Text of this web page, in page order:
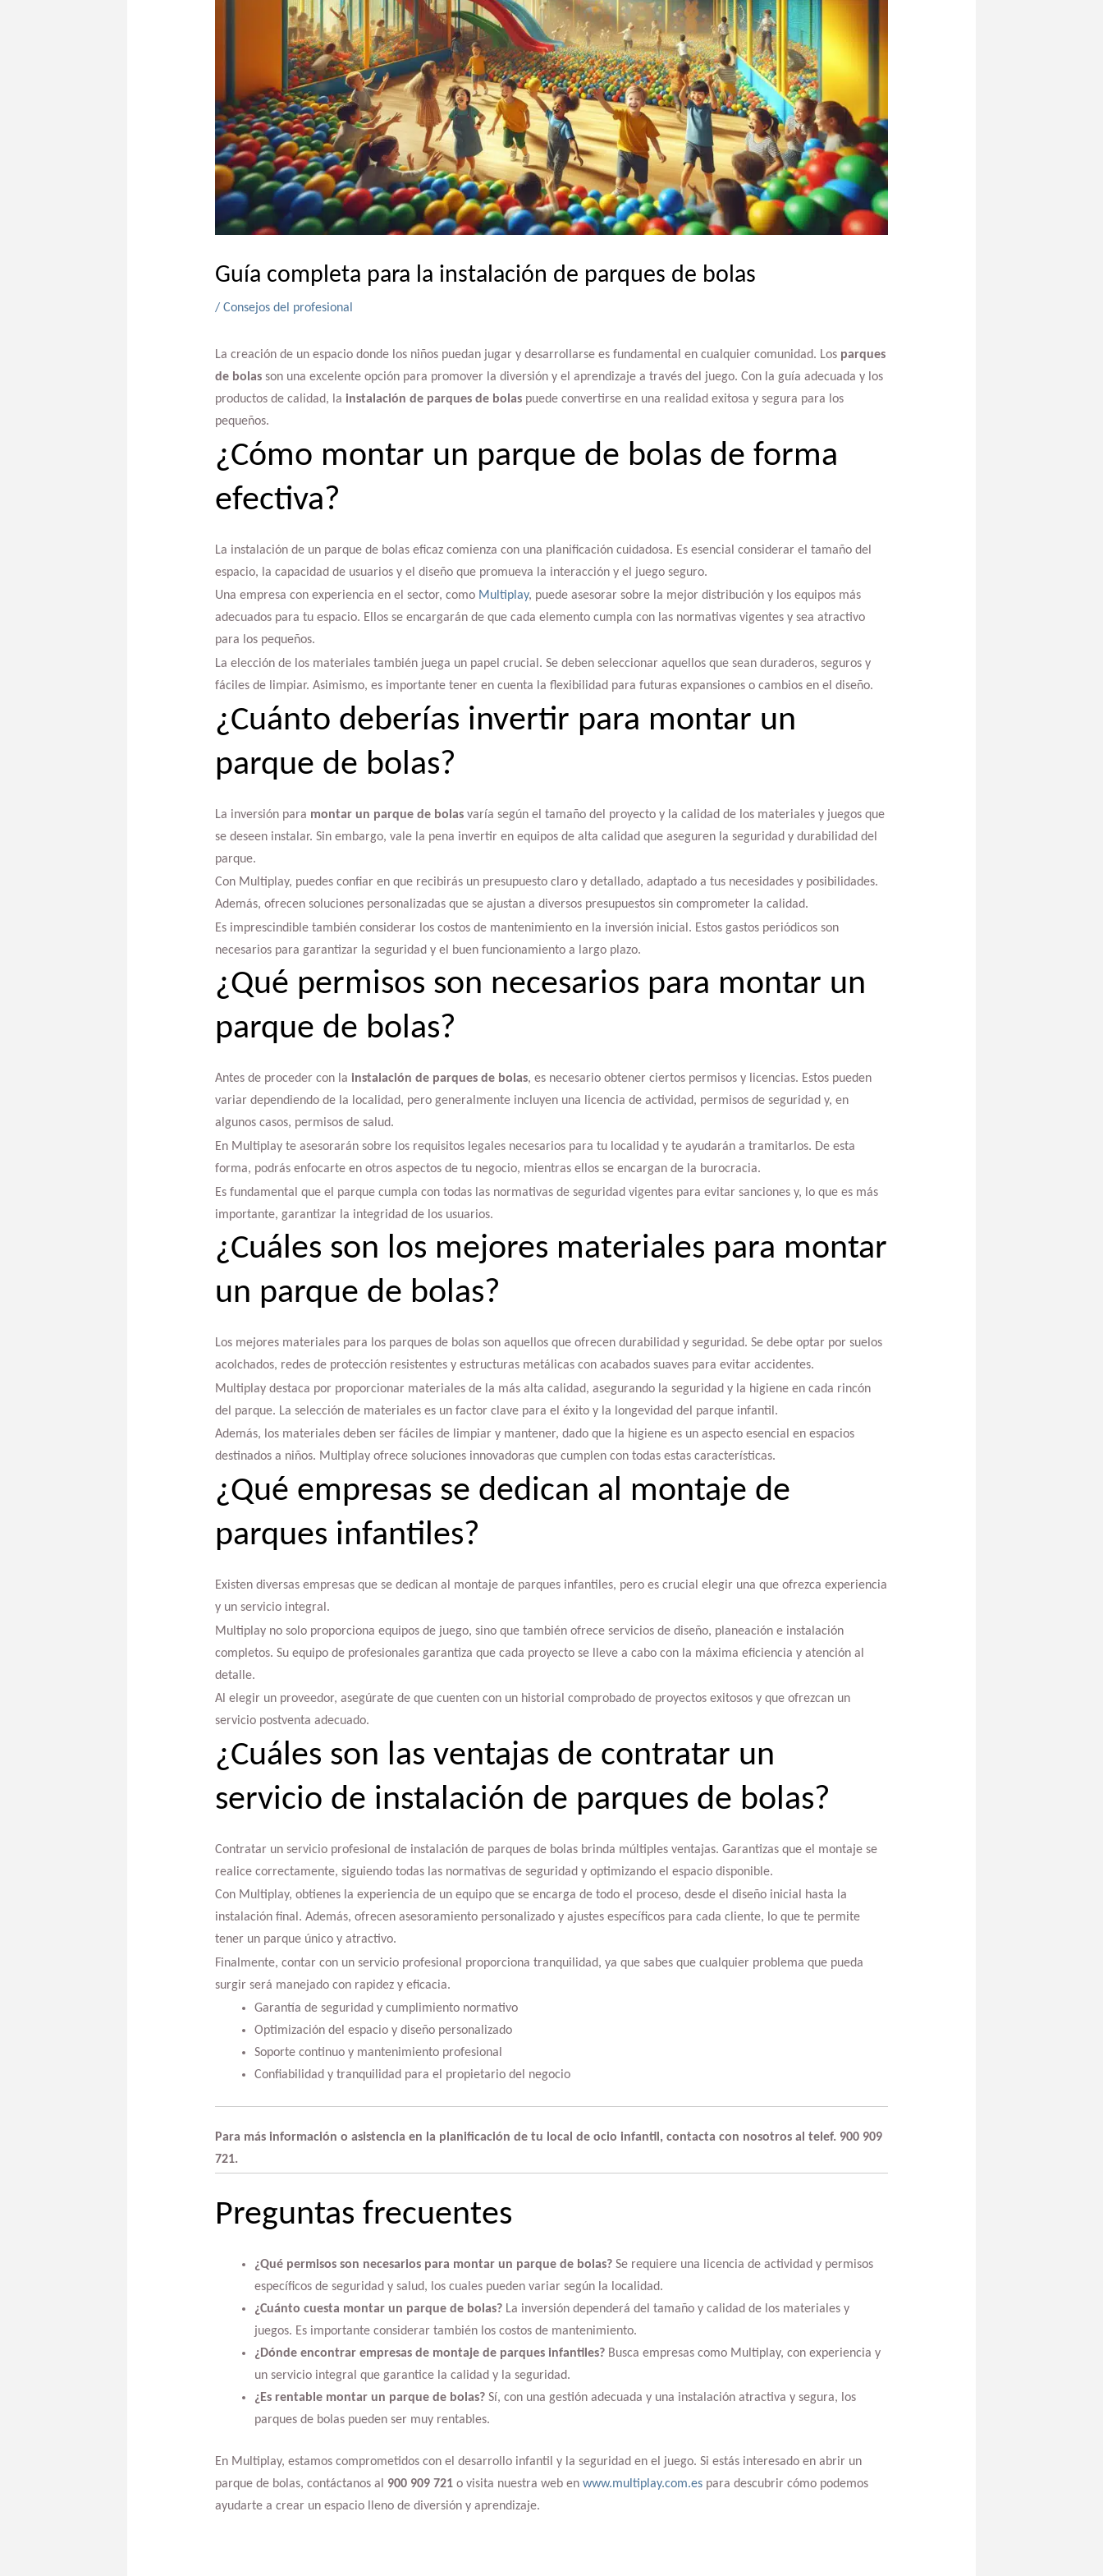
Guía completa para la instalación de parques de bolas
/ Consejos del profesional
La creación de un espacio donde los niños puedan jugar y desarrollarse es fundamental en cualquier comunidad. Los parques
de bolasson una excelente opción para promover la diversión y el aprendizaje a través del juego. Con la guía adecuada y los
productos de calidad, la instalación de parques de bolaspuede convertirse en una realidad exitosa y segura para los
pequeños.
¿Cómo montar un parque de bolas de forma
efectiva?
La instalación de un parque de bolas eficaz comienza con una planificación cuidadosa. Es esencial considerar el tamaño del
espacio, la capacidad de usuarios y el diseño que promueva la interacción y el juego seguro.
Una empresa con experiencia en el sector, como Multiplay, puede asesorar sobre la mejor distribución y los equipos más
adecuados para tu espacio. Ellos se encargarán de que cada elemento cumpla con las normativas vigentes y sea atractivo
para los pequeños.
La elección de los materiales también juega un papel crucial. Se deben seleccionar aquellos que sean duraderos, seguros y
fáciles de limpiar. Asimismo, es importante tener en cuenta la flexibilidad para futuras expansiones o cambios en el diseño.
¿Cuánto deberías invertir para montar un
parque de bolas?
La inversión para montar un parque de bolasvaría según el tamaño del proyecto y la calidad de los materiales y juegos que
se deseen instalar. Sin embargo, vale la pena invertir en equipos de alta calidad que aseguren la seguridad y durabilidad del
parque.
Con Multiplay, puedes confiar en que recibirás un presupuesto claro y detallado, adaptado a tus necesidades y posibilidades.
Además, ofrecen soluciones personalizadas que se ajustan a diversos presupuestos sin comprometer la calidad.
Es imprescindible también considerar los costos de mantenimiento en la inversión inicial. Estos gastos periódicos son
necesarios para garantizar la seguridad y el buen funcionamiento a largo plazo.
¿Qué permisos son necesarios para montar un
parque de bolas?
Antes de proceder con la instalación de parques de bolas, es necesario obtener ciertos permisos y licencias. Estos pueden
variar dependiendo de la localidad, pero generalmente incluyen una licencia de actividad, permisos de seguridad y, en
algunos casos, permisos de salud.
En Multiplay te asesorarán sobre los requisitos legales necesarios para tu localidad y te ayudarán a tramitarlos. De esta
forma, podrás enfocarte en otros aspectos de tu negocio, mientras ellos se encargan de la burocracia.
Es fundamental que el parque cumpla con todas las normativas de seguridad vigentes para evitar sanciones y, lo que es más
importante, garantizar la integridad de los usuarios.
¿Cuáles son los mejores materiales para montar
un parque de bolas?
Los mejores materiales para los parques de bolas son aquellos que ofrecen durabilidad y seguridad. Se debe optar por suelos
acolchados, redes de protección resistentes y estructuras metálicas con acabados suaves para evitar accidentes.
Multiplay destaca por proporcionar materiales de la más alta calidad, asegurando la seguridad y la higiene en cada rincón
del parque. La selección de materiales es un factor clave para el éxito y la longevidad del parque infantil.
Además, los materiales deben ser fáciles de limpiar y mantener, dado que la higiene es un aspecto esencial en espacios
destinados a niños. Multiplay ofrece soluciones innovadoras que cumplen con todas estas características.
¿Qué empresas se dedican al montaje de
parques infantiles?
Existen diversas empresas que se dedican al montaje de parques infantiles, pero es crucial elegir una que ofrezca experiencia
y un servicio integral.
Multiplay no solo proporciona equipos de juego, sino que también ofrece servicios de diseño, planeación e instalación
completos. Su equipo de profesionales garantiza que cada proyecto se lleve a cabo con la máxima eficiencia y atención al
detalle.
Al elegir un proveedor, asegúrate de que cuenten con un historial comprobado de proyectos exitosos y que ofrezcan un
servicio postventa adecuado.
¿Cuáles son las ventajas de contratar un
servicio de instalación de parques de bolas?
Contratar un servicio profesional de instalación de parques de bolas brinda múltiples ventajas. Garantizas que el montaje se
realice correctamente, siguiendo todas las normativas de seguridad y optimizando el espacio disponible.
Con Multiplay, obtienes la experiencia de un equipo que se encarga de todo el proceso, desde el diseño inicial hasta la
instalación final. Además, ofrecen asesoramiento personalizado y ajustes específicos para cada cliente, lo que te permite
tener un parque único y atractivo.
Finalmente, contar con un servicio profesional proporciona tranquilidad, ya que sabes que cualquier problema que pueda
surgir será manejado con rapidez y eficacia.
Garantía de seguridad y cumplimiento normativo
Optimización del espacio y diseño personalizado
Soporte continuo y mantenimiento profesional
Confiabilidad y tranquilidad para el propietario del negocio
Para más información o asistencia en la planificación de tu local de ocio infantil, contacta con nosotros al telef. 900 909
721.
Preguntas frecuentes
¿Qué permisos son necesarios para montar un parque de bolas?Se requiere una licencia de actividad y permisos
específicos de seguridad y salud, los cuales pueden variar según la localidad.
¿Cuánto cuesta montar un parque de bolas?La inversión dependerá del tamaño y calidad de los materiales y
juegos. Es importante considerar también los costos de mantenimiento.
¿Dónde encontrar empresas de montaje de parques infantiles?Busca empresas como Multiplay, con experiencia y
un servicio integral que garantice la calidad y la seguridad.
¿Es rentable montar un parque de bolas?Sí, con una gestión adecuada y una instalación atractiva y segura, los
parques de bolas pueden ser muy rentables.
En Multiplay, estamos comprometidos con el desarrollo infantil y la seguridad en el juego. Si estás interesado en abrir un
parque de bolas, contáctanos al 900 909 721o visita nuestra web en www.multiplay.com.espara descubrir cómo podemos
ayudarte a crear un espacio lleno de diversión y aprendizaje.